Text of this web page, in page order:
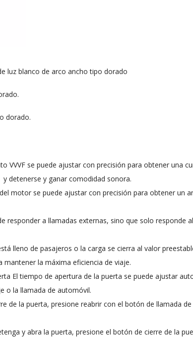
luz blanco de arco ancho tipo dorado
dorado.
VVVF se puede ajustar con precisión para obtener una
detenerse y ganar comodidad sonora.
motor se puede ajustar con precisión para obtener un
responder a llamadas externas, sino que solo responde
lleno de pasajeros o la carga se cierra al valor
la máxima eficiencia de viaje.
El tiempo de apertura de la puerta se puede ajustar
o la llamada de automóvil.
de la puerta, presione reabrir con el botón de llamada
y abra la puerta, presione el botón de cierre de la